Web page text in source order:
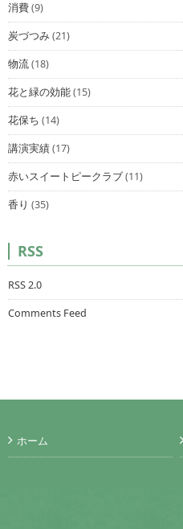
消費(9)
炭づつみ(21)
物流(18)
花と緑の効能(15)
花保ち (14)
講演実績(17)
赤いスイートピークラブ(11)
香り (35)
RSS
RSS 2.0
Comments Feed
ホーム